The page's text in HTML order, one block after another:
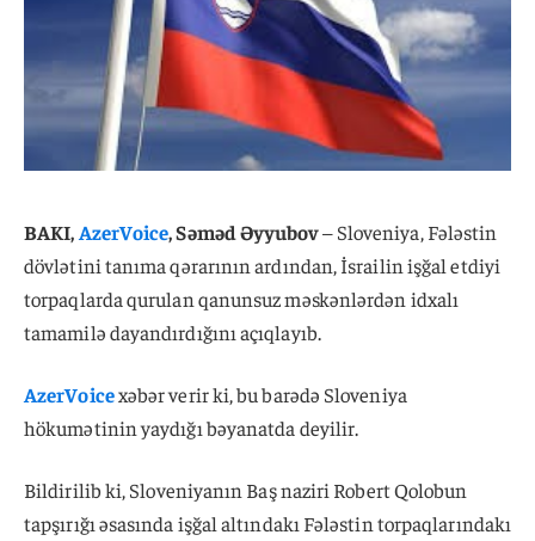
BAKI,AzerVoice, Səməd Əyyubov– Sloveniya, Fələstin
dövlətini tanıma qərarının ardından, İsrailin işğal etdiyi
torpaqlarda qurulan qanunsuz məskənlərdən idxalı
tamamilə dayandırdığını açıqlayıb.
AzerVoicexəbər verir ki, bu barədə Sloveniya
hökumətinin yaydığı bəyanatda deyilir.
Bildirilib ki, Sloveniyanın Baş naziri Robert Qolobun
tapşırığı əsasında işğal altındakı Fələstin torpaqlarındakı